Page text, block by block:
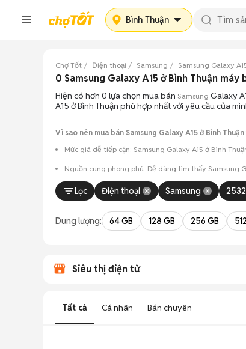
Bình Thuận
Chợ Tốt Điện thoại Samsung Samsung Galaxy
0 Samsung Galaxy A15 ở Bình Thuận
Hiện có hơn 0 lựa chọn mua bán Samsung Galaxy
A15 ở Bình Thuận phù hợp nhất với yêu cầu của
Vì sao nên mua bán Samsung Galaxy A15 ở Bình
Mức giá dễ tiếp cận: Samsung Galaxy A15 ở Bình
Nguồn cung phong phú: Dễ dàng tìm thấy Samsung
Giao dịch minh bạch: Việc gặp gỡ trực tiếp giúp
Lọc
Điện thoại Samsung 2532
Dung lượng: 64 GB 128 GB 256 GB
Siêu thị điện tử
Tất cả Cá nhân Bán chuyên